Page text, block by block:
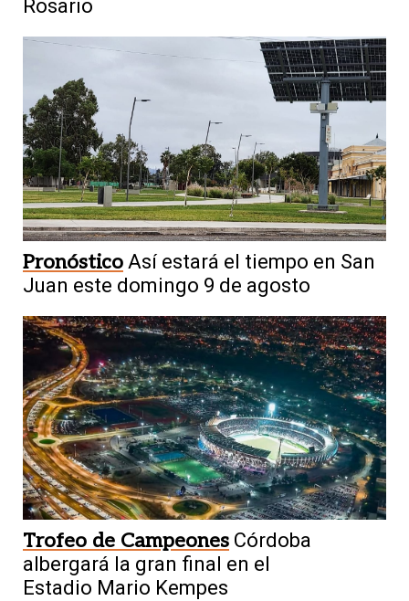
Rosario
Pronóstico Así estará el tiempo en San
Juan este domingo 9 de agosto
Trofeo de Campeones Córdoba
albergará la gran final en el
Estadio Mario Kempes